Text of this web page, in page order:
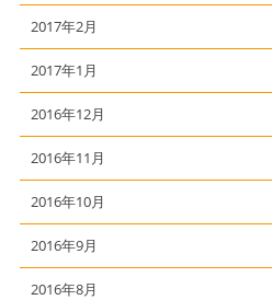
2017年2月
2017年1月
2016年12月
2016年11月
2016年10月
2016年9月
2016年8月